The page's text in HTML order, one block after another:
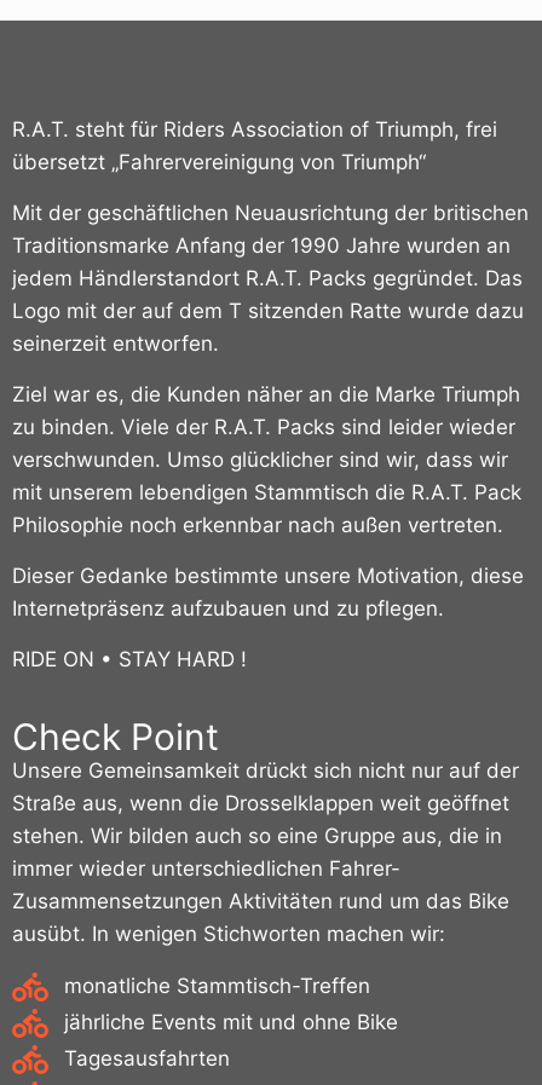
R.A.T. steht für Riders Association of Triumph, frei
übersetzt „Fahrervereinigung von Triumph“
Mit der geschäftlichen Neuausrichtung der britischen
Traditionsmarke Anfang der 1990 Jahre wurden an
jedem Händlerstandort R.A.T. Packs gegründet. Das
Logo mit der auf dem T sitzenden Ratte wurde dazu
seinerzeit entworfen.
Ziel war es, die Kunden näher an die Marke Triumph
zu binden. Viele der R.A.T. Packs sind leider wieder
verschwunden. Umso glücklicher sind wir, dass wir
mit unserem lebendigen Stammtisch die R.A.T. Pack
Philosophie noch erkennbar nach außen vertreten.
Dieser Gedanke bestimmte unsere Motivation, diese
Internetpräsenz aufzubauen und zu pflegen.
RIDE ON • STAY HARD !
Check Point
Unsere Gemeinsamkeit drückt sich nicht nur auf der
Straße aus, wenn die Drosselklappen weit geöffnet
stehen. Wir bilden auch so eine Gruppe aus, die in
immer wieder unterschiedlichen Fahrer-
Zusammensetzungen Aktivitäten rund um das Bike
ausübt. In wenigen Stichworten machen wir:
monatliche Stammtisch-Treffen
jährliche Events mit und ohne Bike
Tagesausfahrten